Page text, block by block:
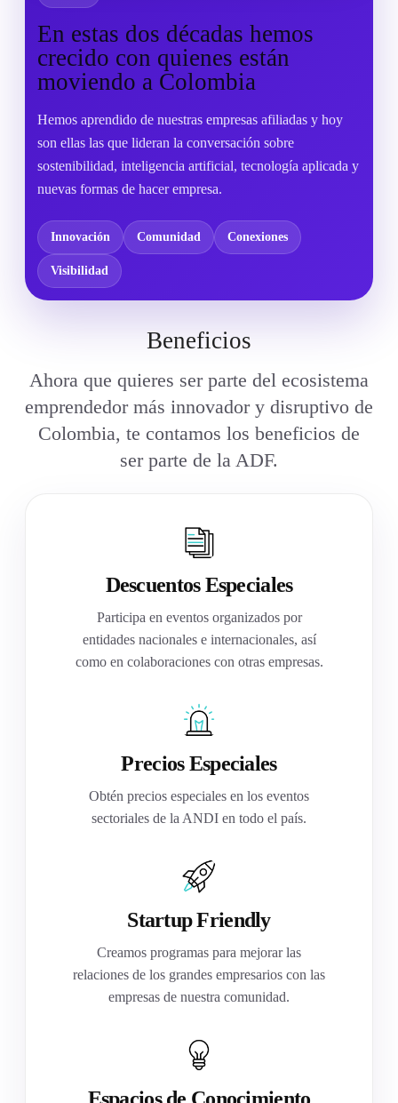
En estas dos décadas hemos
crecido con quienes están
moviendo a Colombia
Hemos aprendido de nuestras empresas afiliadas y hoy
son ellas las que lideran la conversación sobre
sostenibilidad, inteligencia artificial, tecnología aplicada y
nuevas formas de hacer empresa.
Innovación Comunidad Conexiones
Visibilidad
Beneficios
Ahora que quieres ser parte del ecosistema
emprendedor más innovador y disruptivo de
Colombia, te contamos los beneficios de
ser parte de la ADF.
Descuentos Especiales
Participa en eventos organizados por
entidades nacionales e internacionales, así
como en colaboraciones con otras empresas.
Precios Especiales
Obtén precios especiales en los eventos
sectoriales de la ANDI en todo el país.
Startup Friendly
Creamos programas para mejorar las
relaciones de los grandes empresarios con las
empresas de nuestra comunidad.